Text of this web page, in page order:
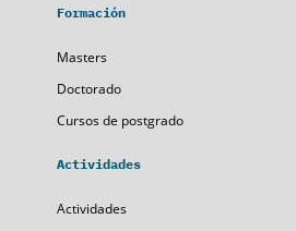
Formación
Masters
Doctorado
Cursos de postgrado
Actividades
Actividades